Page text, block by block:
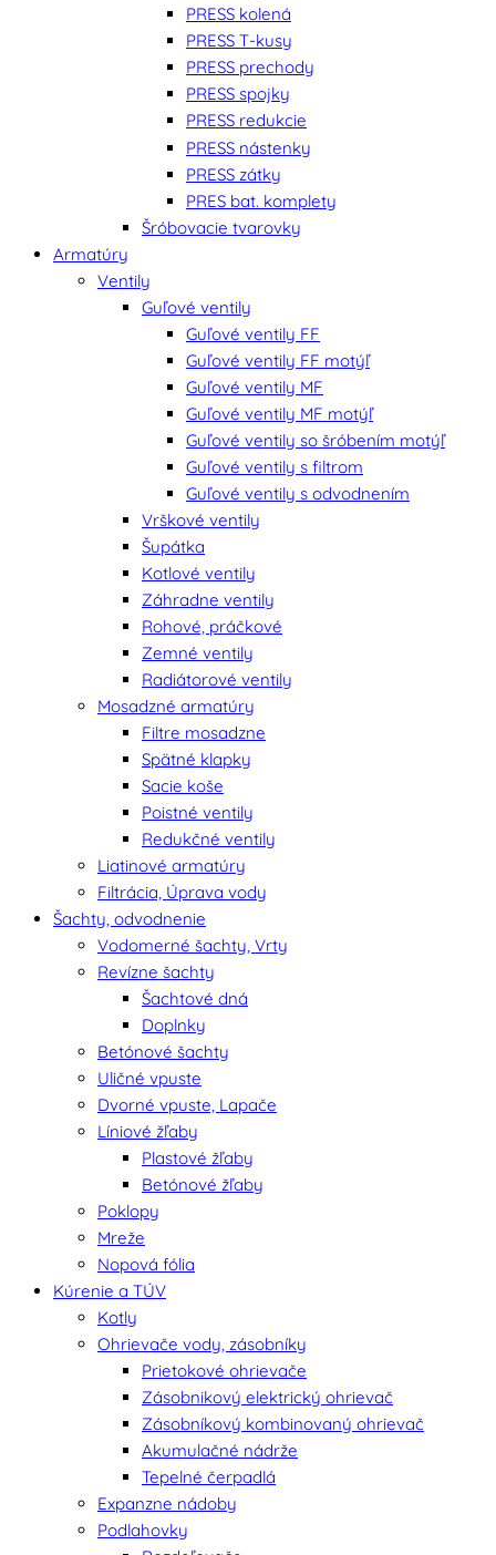
PRESS kolená
PRESS T-kusy
PRESS prechody
PRESS spojky
PRESS redukcie
PRESS nástenky
PRESS zátky
PRES bat. komplety
Šróbovacie tvarovky
Armatúry
Ventily
Guľové ventily
Guľové ventily FF
Guľové ventily FF motýľ
Guľové ventily MF
Guľové ventily MF motýľ
Guľové ventily so šróbením motýľ
Guľové ventily s filtrom
Guľové ventily s odvodnením
Vrškové ventily
Šupátka
Kotlové ventily
Záhradne ventily
Rohové, práčkové
Zemné ventily
Radiátorové ventily
Mosadzné armatúry
Filtre mosadzne
Spätné klapky
Sacie koše
Poistné ventily
Redukčné ventily
Liatinové armatúry
Filtrácia, Úprava vody
Šachty, odvodnenie
Vodomerné šachty, Vrty
Revízne šachty
Šachtové dná
Doplnky
Betónové šachty
Uličné vpuste
Dvorné vpuste, Lapače
Líniové žľaby
Plastové žľaby
Betónové žľaby
Poklopy
Mreže
Nopová fólia
Kúrenie a TÚV
Kotly
Ohrievače vody, zásobníky
Prietokové ohrievače
Zásobnikový elektrický ohrievač
Zásobníkový kombinovaný ohrievač
Akumulačné nádrže
Tepelné čerpadlá
Expanzne nádoby
Podlahovky